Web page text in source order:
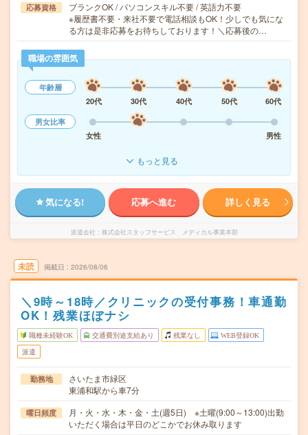
応募資格
ブランクOK / パソコンスキル不要 / 英語力不要
※履歴書不要・来社不要で電話相談もOK！少しでも気にな
る方は是非応募をお待ちしております！＼応募後の…
職場の雰囲気
年齢層
20代
30代 40代 50代
60代
男女比率
女性
男性
もっと見る
気になる! 応募へ進む 詳しく見る
派遣会社 株式会社スタッフサービス メディカル事業本部
未読 掲載日 2026/08/06
＼9時～18時／クリニックの受付事務！車通勤
OK！残業ほぼナシ
職種未経験OK 交通費別途支給あり 残業なし WEB登録OK
派遣
勤務地
さいたま市緑区
東浦和駅から車7分
曜日頻度
月・火・水・木・金・土(週5日) ※土曜(9:00～13:00)出勤
いただく場合は平日のどこかでお休み取ります